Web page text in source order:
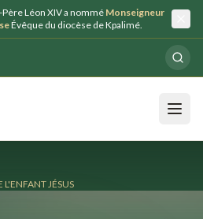
Père Léon XIV a nommé Monseigneur
Évêque du diocèse de Kpalimé.
L'ENFANT JÉSUS